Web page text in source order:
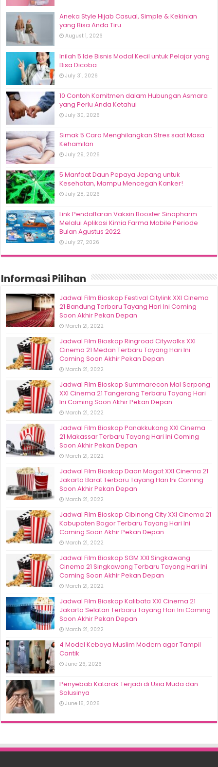
Aneka Style Hijab Casual, Simple & Kekinian
yang Bisa Anda Tiru
August 1, 2026
Inilah 5 Ide Bisnis Modal Kecil untuk Pelajar yang
Bisa Dicoba
July 31, 2026
10 Contoh Komitmen dalam Hubungan Asmara
yang Perlu Anda Ketahui
July 30, 2026
Simak 5 Cara Menghilangkan Stres saat Masa
Kehamilan
July 29, 2026
5 Manfaat Daun Pepaya Jepang untuk
Kesehatan, Mampu Mencegah Kanker!
July 28, 2026
Link Pendaftaran Vaksin Booster Sinopharm
Melalui Aplikasi Kimia Farma Mobile Periode
Bulan Agustus 2022
July 27, 2026
Informasi Pilihan
Jadwal Film Bioskop Festival Citylink XXI Cinema
21 Bandung Terbaru Tayang Hari Ini Coming
Soon Akhir Pekan Depan
March 21, 2022
Jadwal Film Bioskop Ringroad Citywalks XXI
Cinema 21 Medan Terbaru Tayang Hari Ini
Coming Soon Akhir Pekan Depan
March 21, 2022
Jadwal Film Bioskop Summarecon Mal Serpong
XXI Cinema 21 Tangerang Terbaru Tayang Hari
Ini Coming Soon Akhir Pekan Depan
March 21, 2022
Jadwal Film Bioskop Panakkukang XXI Cinema
21 Makassar Terbaru Tayang Hari Ini Coming
Soon Akhir Pekan Depan
March 21, 2022
Jadwal Film Bioskop Daan Mogot XXI Cinema 21
Jakarta Barat Terbaru Tayang Hari Ini Coming
Soon Akhir Pekan Depan
March 21, 2022
Jadwal Film Bioskop Cibinong City XXI Cinema 21
Kabupaten Bogor Terbaru Tayang Hari Ini
Coming Soon Akhir Pekan Depan
March 21, 2022
Jadwal Film Bioskop SGM XXI Singkawang
Cinema 21 Singkawang Terbaru Tayang Hari Ini
Coming Soon Akhir Pekan Depan
March 21, 2022
Jadwal Film Bioskop Kalibata XXI Cinema 21
Jakarta Selatan Terbaru Tayang Hari Ini Coming
Soon Akhir Pekan Depan
March 21, 2022
4 Model Kebaya Muslim Modern agar Tampil
Cantik
June 26, 2026
Penyebab Katarak Terjadi di Usia Muda dan
Solusinya
June 16, 2026